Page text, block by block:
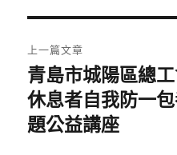
章
導
覽
上一篇文章
上
一
篇
青島市城陽區總
休息者自我防一
題公益講座